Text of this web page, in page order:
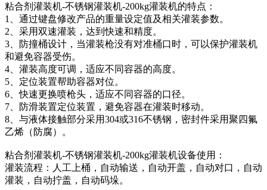
粘合剂灌装机-不锈钢灌装机-200kg灌装机的特点：
1、通过键盘修改产品的重量设定值及相关灌装参数。
2、采用双速灌装，达到快速和精度。
3、防撞桶设计，当灌装枪没有对准桶口时，可以保护灌装机
和避免容器受伤。
4、灌装高度可调，适应不同容器的高度。
5、定位装置帮助容器对位。
6、快速更换喷枪头，适应不同容器的口径。
7、防滑装置定位装置，避免容器在灌装时移动。
8、与液体接触部分采用304或316不锈钢，密封件采用聚四氟
乙烯（防腐）。
粘合剂灌装机-不锈钢灌装机-200kg灌装机设备使用：
灌装流程：人工上桶，自动输送，自动开盖，自动对口，自动
灌装，自动拧盖，自动码垛。